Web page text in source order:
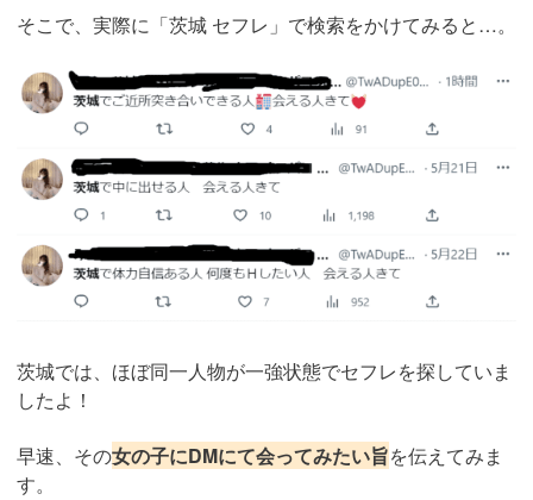
そこで、実際に「茨城 セフレ」で検索をかけてみると…。
茨城では、ほぼ同一人物が一強状態でセフレを探していま
したよ！
早速、その女の子にDMにて会ってみたい旨を伝えてみま
す。